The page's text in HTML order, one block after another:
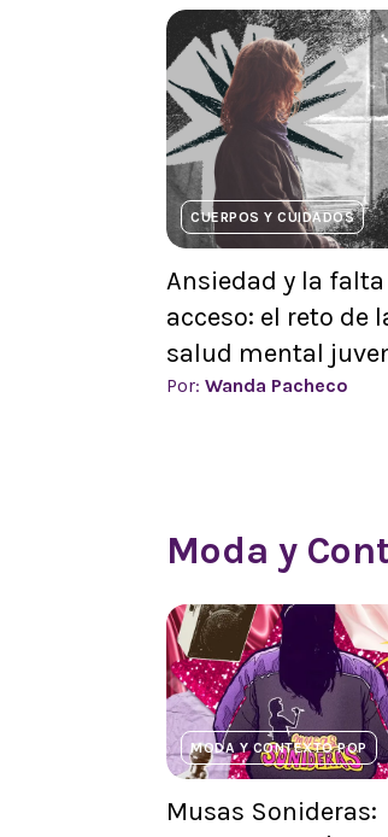
CUERPOS Y CUIDADOS
Ansiedad y la
acceso: el reto de
salud mental
Por: Wanda Pacheco
Moda y
MODA Y CONTEXTO POP
Musas Sonideras: